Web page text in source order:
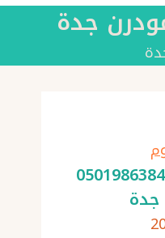
جدة
ديكور استيل جدة ت: 0501986384
جدة